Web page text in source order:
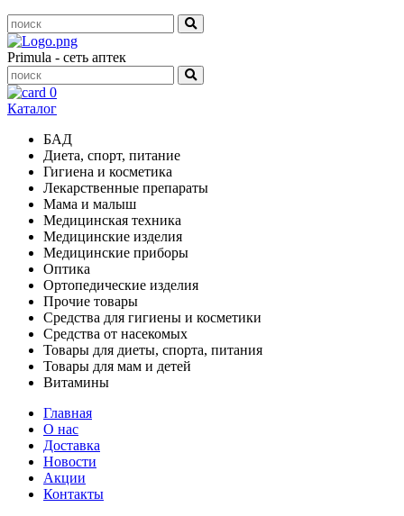
Primula - сеть аптек
0
Каталог
БАД
Диета, спорт, питание
Гигиена и косметика
Лекарственные препараты
Мама и малыш
Медицинская техника
Медицинские изделия
Медицинские приборы
Оптика
Ортопедические изделия
Прочие товары
Средства для гигиены и косметики
Средства от насекомых
Товары для диеты, спорта, питания
Товары для мам и детей
Витамины
Главная
О нас
Доставка
Новости
Акции
Контакты